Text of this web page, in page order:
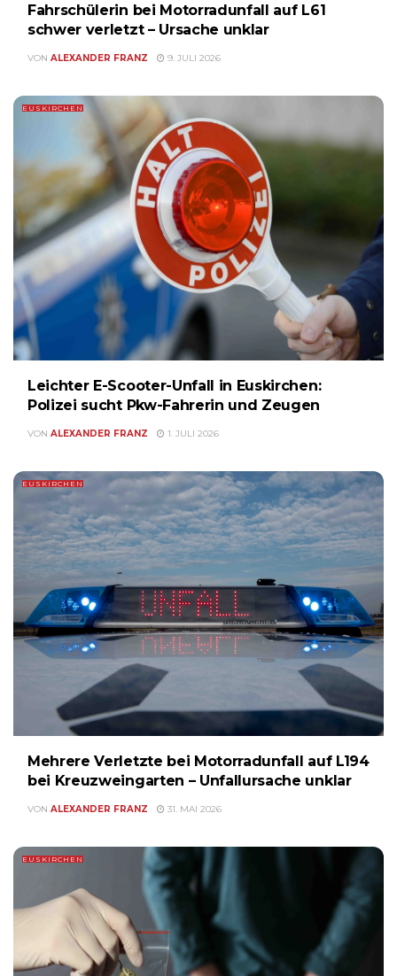
Fahrschülerin bei Motorradunfall auf L61
schwer verletzt – Ursache unklar
VON ALEXANDER FRANZ 9. JULI 2026
EUSKIRCHEN
Leichter E-Scooter-Unfall in Euskirchen:
Polizei sucht Pkw-Fahrerin und Zeugen
VON ALEXANDER FRANZ 1. JULI 2026
EUSKIRCHEN
Mehrere Verletzte bei Motorradunfall auf L194
bei Kreuzweingarten – Unfallursache unklar
VON ALEXANDER FRANZ 31. MAI 2026
EUSKIRCHEN